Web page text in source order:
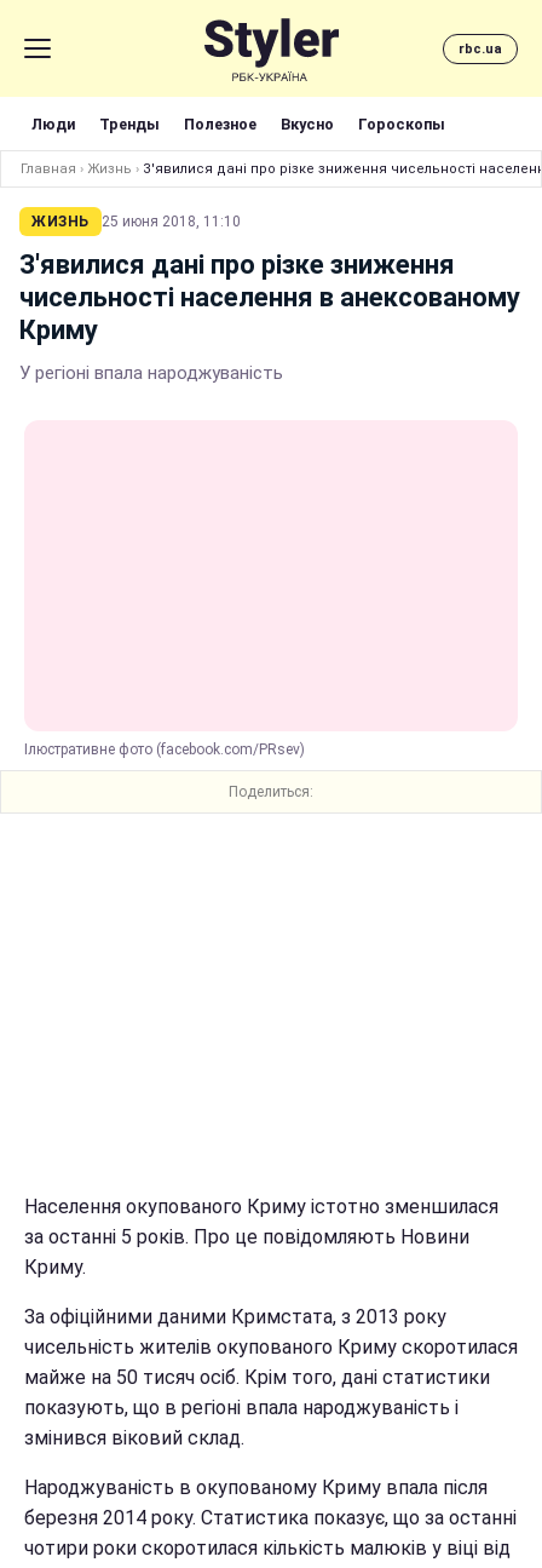
rbc.ua
Люди Тренды Полезное Вкусно Гороскопы
Главная › Жизнь › З'явилися дані про різке зниження чисельності
ЖИЗНЬ 25 июня 2018, 11:10
З'явилися дані про різке зниження
чисельності населення в анексованому
Криму
У регіоні впала народжуваність
Ілюстративне фото (facebook.com/PRsev)
Поделиться:
Населення окупованого Криму істотно зменшилася
за останні 5 років. Про це повідомляють Новини
Криму.
За офіційними даними Кримстата, з 2013 року
чисельність жителів окупованого Криму скоротилася
майже на 50 тисяч осіб. Крім того, дані статистики
показують, що в регіоні впала народжуваність і
змінився віковий склад.
Народжуваність в окупованому Криму впала після
березня 2014 року. Статистика показує, що за останні
чотири роки скоротилася кількість малюків у віці від